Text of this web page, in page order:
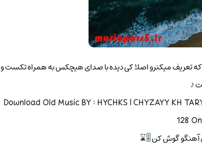
که تعریف میکنرو اصلا کی دیده با صدای هیچکس به همراه تکست و
♪
Download Old Music BY : HYCHKS | CHYZAYY KH
128
آهنگو گوش کن 🎚⌛